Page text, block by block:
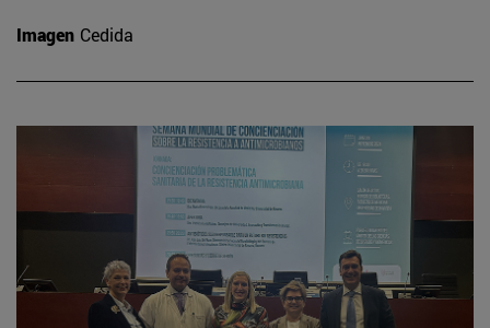
Imagen Cedida